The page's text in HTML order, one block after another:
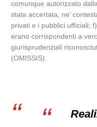
comunque autorizzato
stata accertata, ne’
privati e i pubblici ufficiali;
erano corrispondenti a
giurisprudenziali
(OMISSIS).